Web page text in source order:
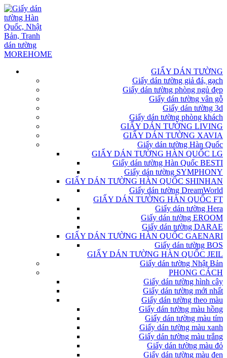
GIẤY DÁN TƯỜNG
Giấy dán tường giả đá, gạch
Giấy dán tường phòng ngủ đẹp
Giấy dán tường vân gỗ
Giấy dán tường 3d
Giấy dán tường phòng khách
GIẤY DÁN TƯỜNG LIVING
GIẤY DÁN TƯỜNG XAVIA
Giấy dán tường Hàn Quốc
GIẤY DÁN TƯỜNG HÀN QUỐC LG
Giấy dán tường Hàn Quốc BESTI
Giấy dán tường SYMPHONY
GIẤY DÁN TƯỜNG HÀN QUỐC SHINHAN
Giấy dán tường DreamWorld
GIẤY DÁN TƯỜNG HÀN QUỐC FT
Giấy dán tường Hera
Giấy dán tường EROOM
Giấy dán tường DARAE
GIẤY DÁN TƯỜNG HÀN QUỐC GAENARI
Giấy dán tường BOS
GIẤY DÁN TƯỜNG HÀN QUỐC JEIL
Giấy dán tường Nhật Bản
PHONG CÁCH
Giấy dán tường hình cây
Giấy dán tường mới nhất
Giấy dán tường theo màu
Giấy dán tường màu hồng
Giấy dán tường màu tím
Giấy dán tường màu xanh
Giấy dán tường màu trắng
Giấy dán tường màu đỏ
Giấy dán tường màu đen